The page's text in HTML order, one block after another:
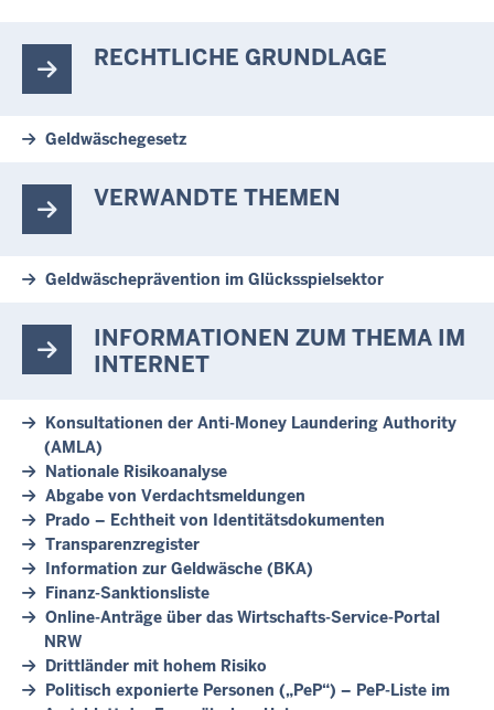
RECHTLICHE GRUNDLAGE
Geldwäschegesetz
VERWANDTE THEMEN
Geldwäscheprävention im Glücksspielsektor
INFORMATIONEN ZUM THEMA IM
INTERNET
Konsultationen der Anti-Money Laundering Authority
(AMLA)
Nationale Risikoanalyse
Abgabe von Verdachtsmeldungen
Prado – Echtheit von Identitätsdokumenten
Transparenzregister
Information zur Geldwäsche (BKA)
Finanz-Sanktionsliste
Online-Anträge über das Wirtschafts-Service-Portal
NRW
Drittländer mit hohem Risiko
Politisch exponierte Personen („PeP“) – PeP-Liste im